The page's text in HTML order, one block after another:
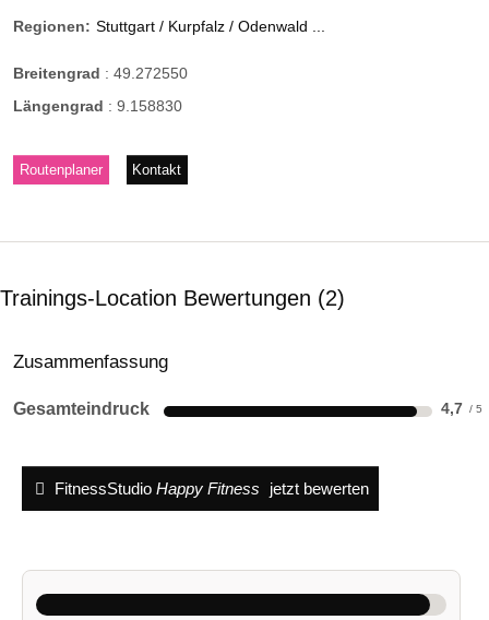
Regionen: Stuttgart / Kurpfalz / Odenwald ...
Breitengrad : 49.272550
Längengrad : 9.158830
Routenplaner Kontakt
Trainings-Location Bewertungen 2
Zusammenfassung
Gesamteindruck 4,7
FitnessStudio Happy Fitness jetzt bewerten